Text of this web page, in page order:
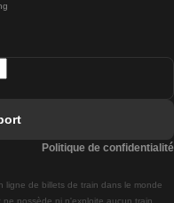
Madrid
ligne de billets de train dans le monde
possède ni n'exploite aucun train.
Politique de confidentialité